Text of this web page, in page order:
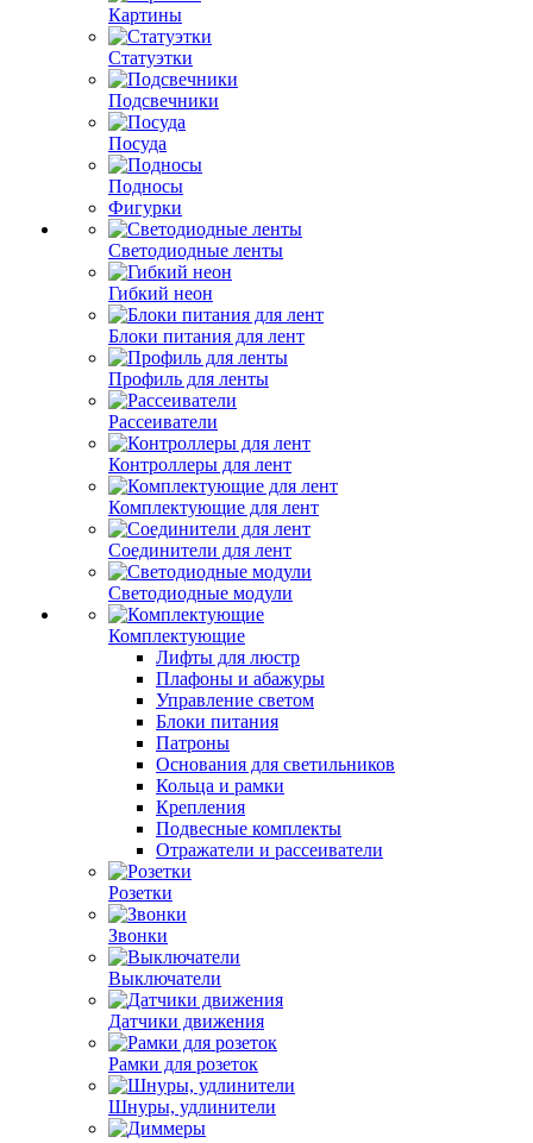
Картины
Статуэтки
Подсвечники
Посуда
Подносы
Фигурки
Светодиодные ленты
Гибкий неон
Блоки питания для лент
Профиль для ленты
Рассеиватели
Контроллеры для лент
Комплектующие для лент
Соединители для лент
Светодиодные модули
Комплектующие
Лифты для люстр
Плафоны и абажуры
Управление светом
Блоки питания
Патроны
Основания для светильников
Кольца и рамки
Крепления
Подвесные комплекты
Отражатели и рассеиватели
Розетки
Звонки
Выключатели
Датчики движения
Рамки для розеток
Шнуры, удлинители